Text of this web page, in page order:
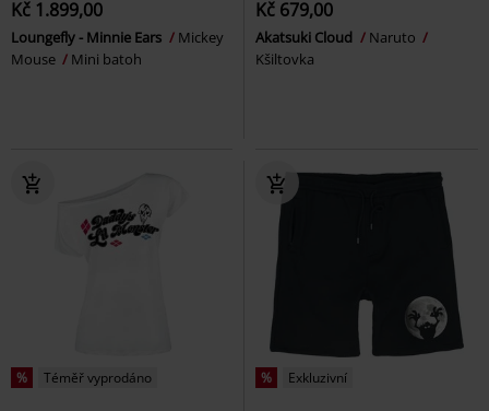
Kč 1.899,00
Loungefly - Minnie Ears
Mickey
Mouse
Mini batoh
Kč 679,00
Akatsuki Cloud
Naruto
Kšiltovka
% Téměř vyprodáno % Exkluzivní